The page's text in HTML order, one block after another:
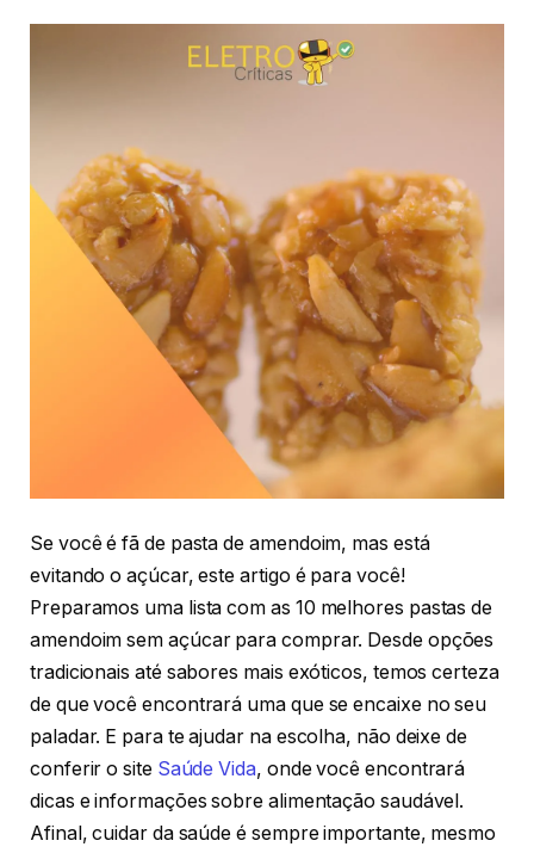
Se você é fã de pasta de amendoim, mas está
evitando o açúcar, este artigo é para você!
Preparamos uma lista com as 10 melhores pastas de
amendoim sem açúcar para comprar. Desde opções
tradicionais até sabores mais exóticos, temos certeza
de que você encontrará uma que se encaixe no seu
paladar. E para te ajudar na escolha, não deixe de
conferir o site Saúde Vida, onde você encontrará
dicas e informações sobre alimentação saudável.
Afinal, cuidar da saúde é sempre importante, mesmo